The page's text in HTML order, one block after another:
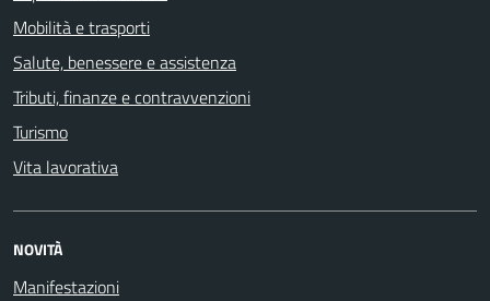
Mobilità e trasporti
Salute, benessere e assistenza
Tributi, finanze e contravvenzioni
Turismo
Vita lavorativa
NOVITÀ
Manifestazioni